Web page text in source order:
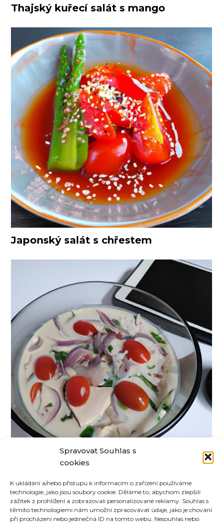
Spravovat Souhlas s
cookies
K ukládání a/nebo přístupu k informacím o zařízení používáme
technologie, jako jsou soubory cookie. Děláme to, abychom zlepšili
zážitek z prohlížení a zobrazovali personalizované reklamy. Souhlas s
těmito technologiemi nám umožní zpracovávat údaje, jako je chování
při procházení nebo jedinečná ID na tomto webu. Nesouhlas nebo
Thajský kuřecí salát s mango
Japonský salát s chřestem